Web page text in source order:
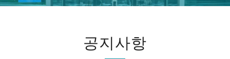
공지사항